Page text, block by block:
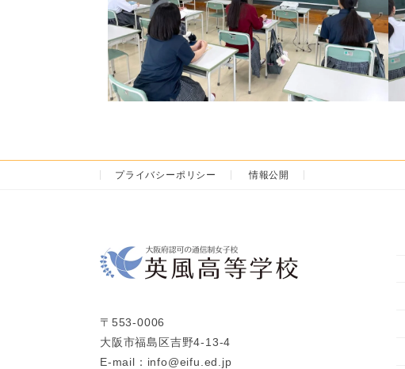
プライバシーポリシー 情報公開
〒553-0006
大阪市福島区吉野4-13-4
E-mail：info@eifu.ed.jp